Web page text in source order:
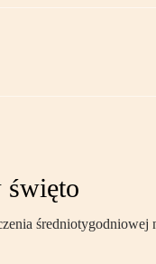
święto
średniotygodniowej